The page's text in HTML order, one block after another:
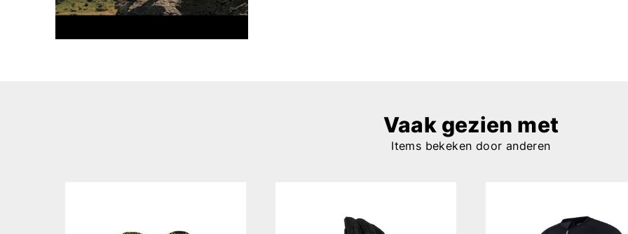
Vaak gezien met
Items bekeken door anderen